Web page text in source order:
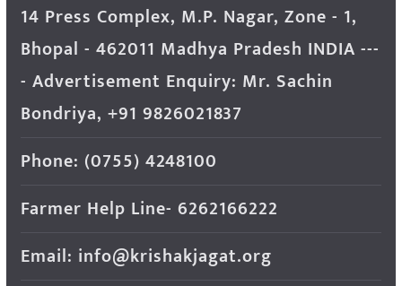
14 Press Complex, M.P. Nagar, Zone - 1,
Bhopal - 462011 Madhya Pradesh INDIA ---
- Advertisement Enquiry: Mr. Sachin
Bondriya, +91 9826021837
Phone: (0755) 4248100
Farmer Help Line- 6262166222
Email: info@krishakjagat.org